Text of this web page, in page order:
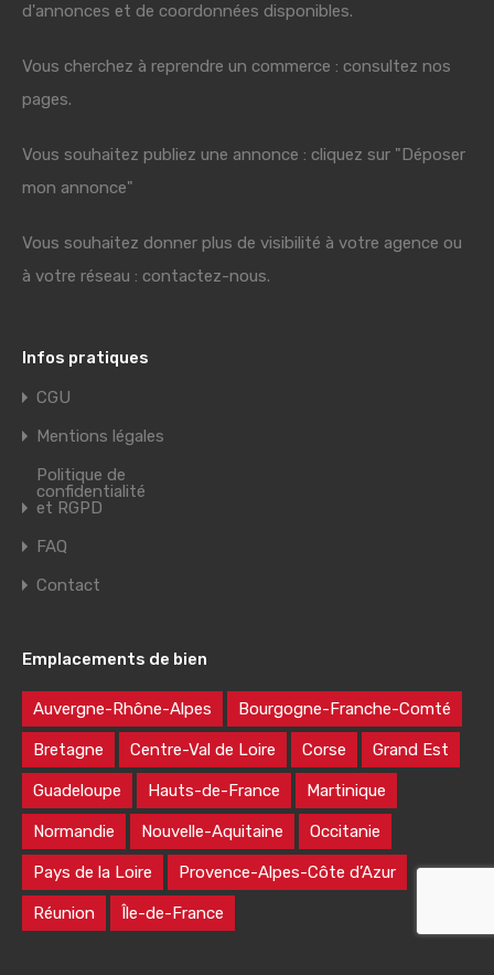
d'annonces et de coordonnées disponibles.
Vous cherchez à reprendre un commerce : consultez nos
pages.
Vous souhaitez publiez une annonce : cliquez sur "Déposer
mon annonce"
Vous souhaitez donner plus de visibilité à votre agence ou
à votre réseau : contactez-nous.
Infos pratiques
CGU
Mentions légales
Politique de
confidentialité
et RGPD
FAQ
Contact
Emplacements de bien
Auvergne-Rhône-Alpes Bourgogne-Franche-Comté
Bretagne Centre-Val de Loire Corse Grand Est
Guadeloupe Hauts-de-France Martinique
Normandie Nouvelle-Aquitaine Occitanie
Pays de la Loire Provence-Alpes-Côte d’Azur
Réunion Île-de-France